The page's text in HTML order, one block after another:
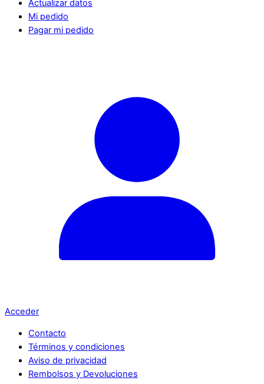
Actualizar datos
Mi pedido
Pagar mi pedido
Acceder
Contacto
Términos y condiciones
Aviso de privacidad
Rembolsos y Devoluciones